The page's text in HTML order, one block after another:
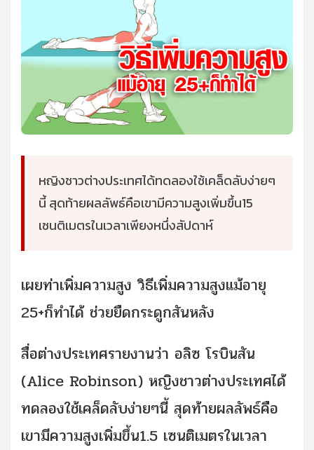
หญิงชาวต่างประเทศได้ทดลองใช้เคล็ดลับง่ายๆ
นี้ สุดท้ายผลลัพธ์คือเขามีความสูงเพิ่มขึ้น15
เซนติเมตรในเวลาเพียงหนึ่งสัปดาห์
เผยท่าเพิ่มความสูง วิธีเพิ่มความสูงแม้อายุ
25+ก็ทำได้ ช่วยยืดกระดูกสันหลัง
สื่อต่างประเทศรายงานว่า อลิซ โรบินสัน
(Alice Robinson) หญิงชาวต่างประเทศได้
ทดลองใช้เคล็ดลับง่ายๆนี้ สุดท้ายผลลัพธ์คือ
เขามีความสูงเพิ่มขึ้น1.5 เซนติเมตรในเวลา